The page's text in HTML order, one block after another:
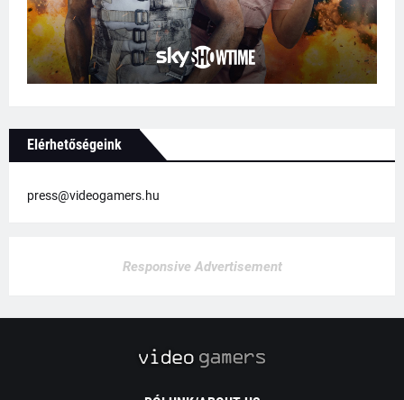
Elérhetőségeink
press@videogamers.hu
Responsive Advertisement